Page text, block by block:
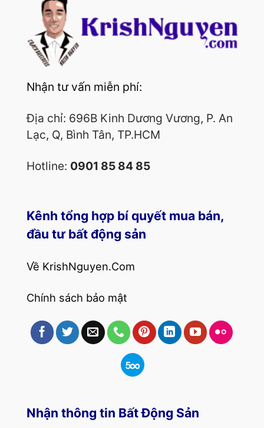
Nhận tư vấn miễn phí:
Địa chỉ: 696B Kinh Dương Vương, P. An
Lạc, Q, Bình Tân, TP.HCM
Hotline: 0901 85 84 85
Kênh tổng hợp bí quyết mua bán,
đầu tư bất động sản
Về KrishNguyen.Com
Chính sách bảo mật
Nhận thông tin Bất Động Sản